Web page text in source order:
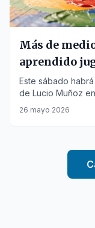
Más de
aprendido
artísticos' de
Este sábado
de Lucio Muñoz
26 mayo 2026